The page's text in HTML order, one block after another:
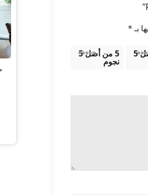
بـ*
4 من أصل 5 5 من أصل 5
نجوم